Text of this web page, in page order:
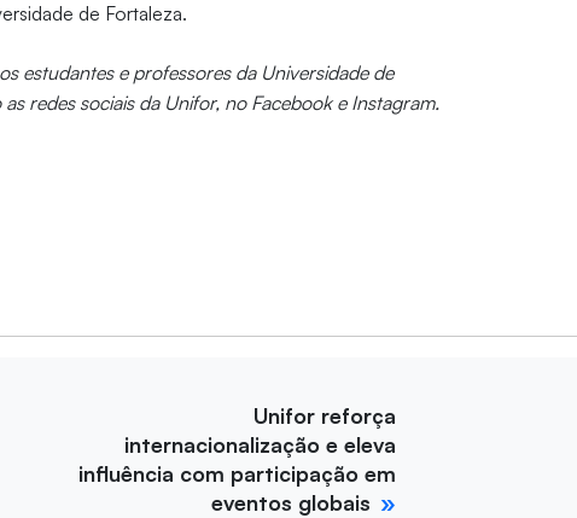
de Fortaleza.
estudantes e professores da Universidade de
redes sociais da Unifor, no Facebook e Instagram.
Unifor reforça
internacionalização e eleva
influência com participação em
eventos globais